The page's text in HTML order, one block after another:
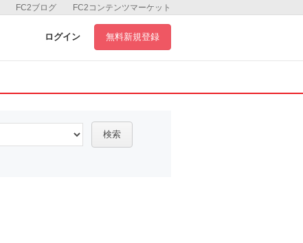
FC2コンテンツマーケット
FC2ブログ
ログイン 無料新規登録
検索